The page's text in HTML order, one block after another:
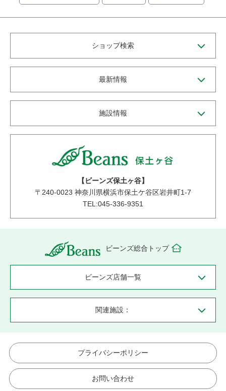
ショップ検索
最新情報
施設情報
【ビーンズ保土ヶ谷】
〒 240-0023 神奈川県横浜市保土ケ谷区岩井町1-7
TEL:045-336-9351
ビーンズ総合トップ
ビーンズ店舗一覧
関連施設：
プライバシーポリシー
お問い合わせ